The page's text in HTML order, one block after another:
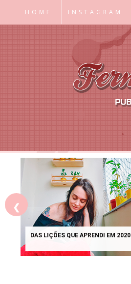
HOME INSTAGRAM
DAS LIÇÕES QUE APRENDI EM 2020
❮